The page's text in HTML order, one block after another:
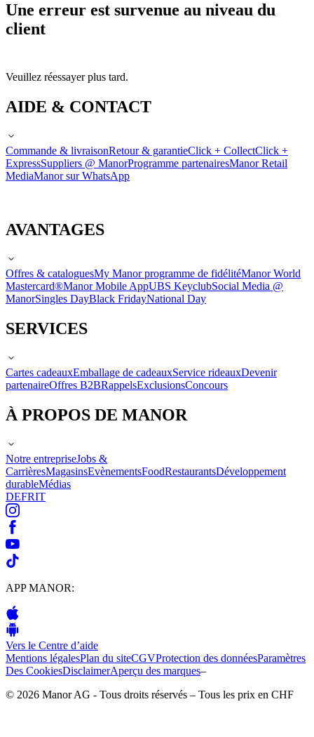
Une erreur est survenue au niveau du
client
Veuillez réessayer plus tard.
AIDE & CONTACT
Commande & livraisonRetour & garantieClick + CollectClick +
ExpressSuppliers @ ManorProgramme partenairesManor Retail
MediaManor sur WhatsApp
AVANTAGES
Offres & cataloguesMy Manor programme de fidélitéManor World
Mastercard®Manor Mobile AppUBS KeyclubSocial Media @
ManorSingles DayBlack FridayNational Day
SERVICES
Cartes cadeauxEmballage de cadeauxService rideauxDevenir
partenaireOffres B2BRappelsExclusionsConcours
À PROPOS DE MANOR
Notre entrepriseJobs &
CarrièresMagasinsEvènementsFoodRestaurantsDéveloppement
durableMédias
DEFRIT
APP MANOR:
Vers le Centre d’aide
Mentions légalesPlan du siteCGVProtection des donnéesParamètres
Des CookiesDisclaimerAperçu des marques–
© 2026 Manor AG - Tous droits réservés – Tous les prix en CHF